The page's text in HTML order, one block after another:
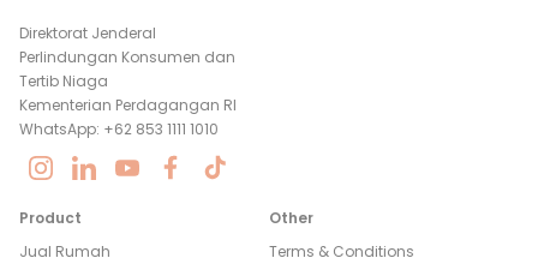
Direktorat Jenderal
Perlindungan Konsumen dan
Tertib Niaga
Kementerian Perdagangan RI
WhatsApp: +62 853 1111 1010
Product
Jual Rumah
Other
Terms & Conditions